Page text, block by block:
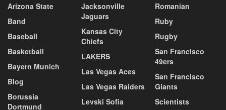
Arizona State
Band
Baseball
Basketball
Bayern Munich
Blog
Borussia
Dortmund
Jacksonville
Jaguars
Kansas City
Chiefs
LAKERS
Las Vegas Aces
Las Vegas Raiders
Levski Sofia
Romanian
Ruby
Rugby
San Francisco
49ers
San Francisco
Giants
Scientists